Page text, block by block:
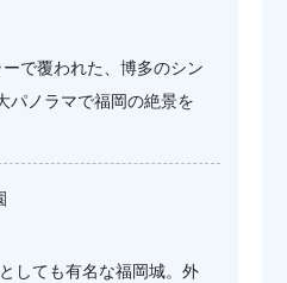
で覆われた、博多のシン
パノラマで福岡の絶景を
しても有名な福岡城。外